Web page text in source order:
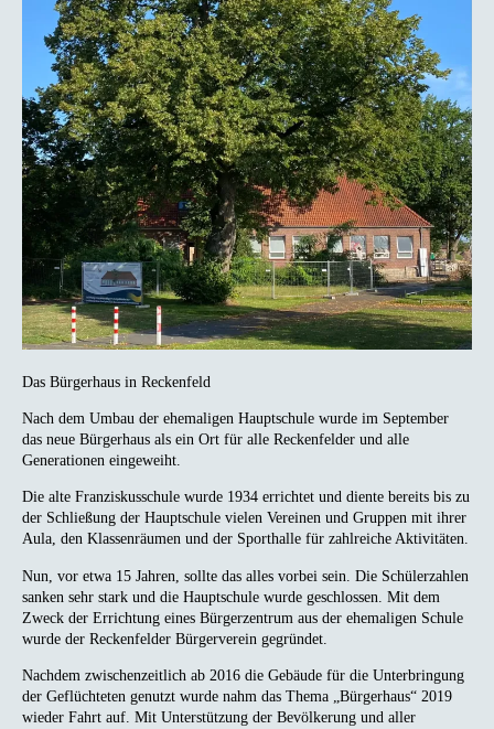
Das Bürgerhaus in Reckenfeld
Nach dem Umbau der ehemaligen Hauptschule wurde im September
das neue Bürgerhaus als ein Ort für alle Reckenfelder und alle
Generationen eingeweiht.
Die alte Franziskusschule wurde 1934 errichtet und diente bereits bis zu
der Schließung der Hauptschule vielen Vereinen und Gruppen mit ihrer
Aula, den Klassenräumen und der Sporthalle für zahlreiche Aktivitäten.
Nun, vor etwa 15 Jahren, sollte das alles vorbei sein. Die Schülerzahlen
sanken sehr stark und die Hauptschule wurde geschlossen. Mit dem
Zweck der Errichtung eines Bürgerzentrum aus der ehemaligen Schule
wurde der Reckenfelder Bürgerverein gegründet.
Nachdem zwischenzeitlich ab 2016 die Gebäude für die Unterbringung
der Geflüchteten genutzt wurde nahm das Thema „Bürgerhaus“ 2019
wieder Fahrt auf. Mit Unterstützung der Bevölkerung und aller